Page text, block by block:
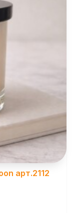
арт.2112